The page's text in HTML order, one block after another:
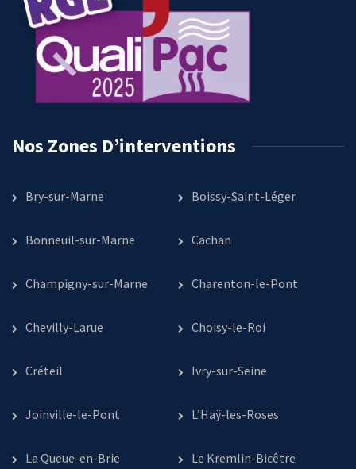
Nos Zones D’interventions
Bry-sur-Marne Boissy-Saint-Léger
Bonneuil-sur-Marne Cachan
Champigny-sur-Marne Charenton-le-Pont
Chevilly-Larue Choisy-le-Roi
Créteil Ivry-sur-Seine
Joinville-le-Pont L’Haÿ-les-Roses
La Queue-en-Brie Le Kremlin-Bicêtre